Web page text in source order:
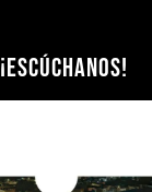
¡Escúchanos!